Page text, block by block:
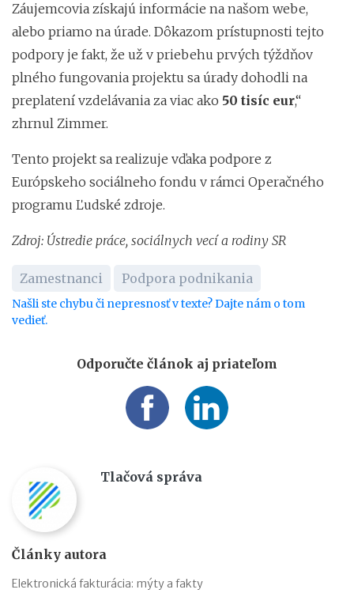
Záujemcovia získajú informácie na našom webe,
alebo priamo na úrade. Dôkazom prístupnosti tejto
podpory je fakt, že už v priebehu prvých týždňov
plného fungovania projektu sa úrady dohodli na
preplatení vzdelávania za viac ako 50 tisíc eur,“
zhrnul Zimmer.
Tento projekt sa realizuje vďaka podpore z
Európskeho sociálneho fondu v rámci Operačného
programu Ľudské zdroje.
Zdroj: Ústredie práce, sociálnych vecí a rodiny SR
Zamestnanci Podpora podnikania
Našli ste chybu či nepresnosť v texte? Dajte nám o tom
vedieť.
Odporučte článok aj priateľom
Tlačová správa
Články autora
Elektronická fakturácia: mýty a fakty